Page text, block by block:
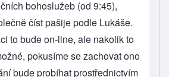
bohoslužeb (od 9:45),
číst pašije podle Lukáše.
to bude on-line, ale nakolik to
pokusíme se zachovat ono
bude probíhat prostřednictvím